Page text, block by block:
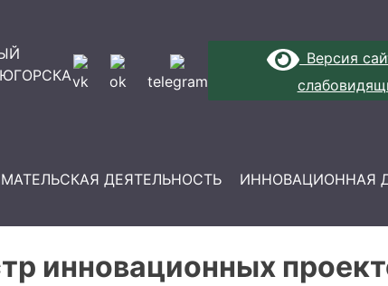
vk ok telegram
Версия
ДЕЯТЕЛЬНОСТЬ ИННОВАЦИОННАЯ
инновационных